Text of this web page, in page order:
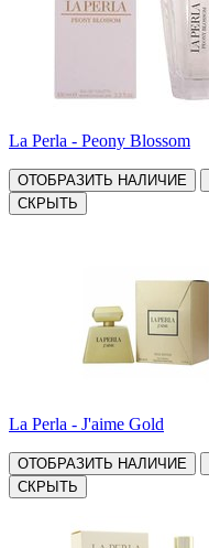
La Perla - Peony Blossom
ОТОБРАЗИТЬ НАЛИЧИЕ
СКРЫТЬ
La Perla - J'aime Gold
ОТОБРАЗИТЬ НАЛИЧИЕ
СКРЫТЬ